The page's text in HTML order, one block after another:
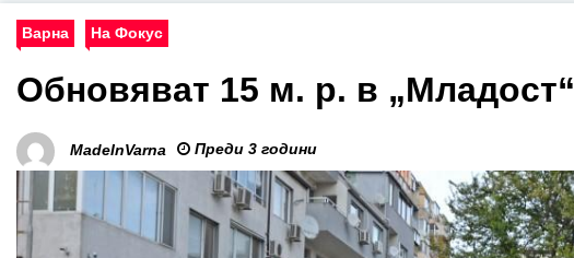
Варна На Фокус
Обновяват 15 м. р. в „Младост“
MadeInVarna Преди 3 години